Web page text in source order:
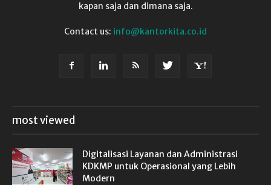
kapan saja dan dimana saja.
Contact us: info@kantorkita.co.id
most viewed
Digitalisasi Layanan dan Administrasi
KDKMP untuk Operasional yang Lebih
Modern